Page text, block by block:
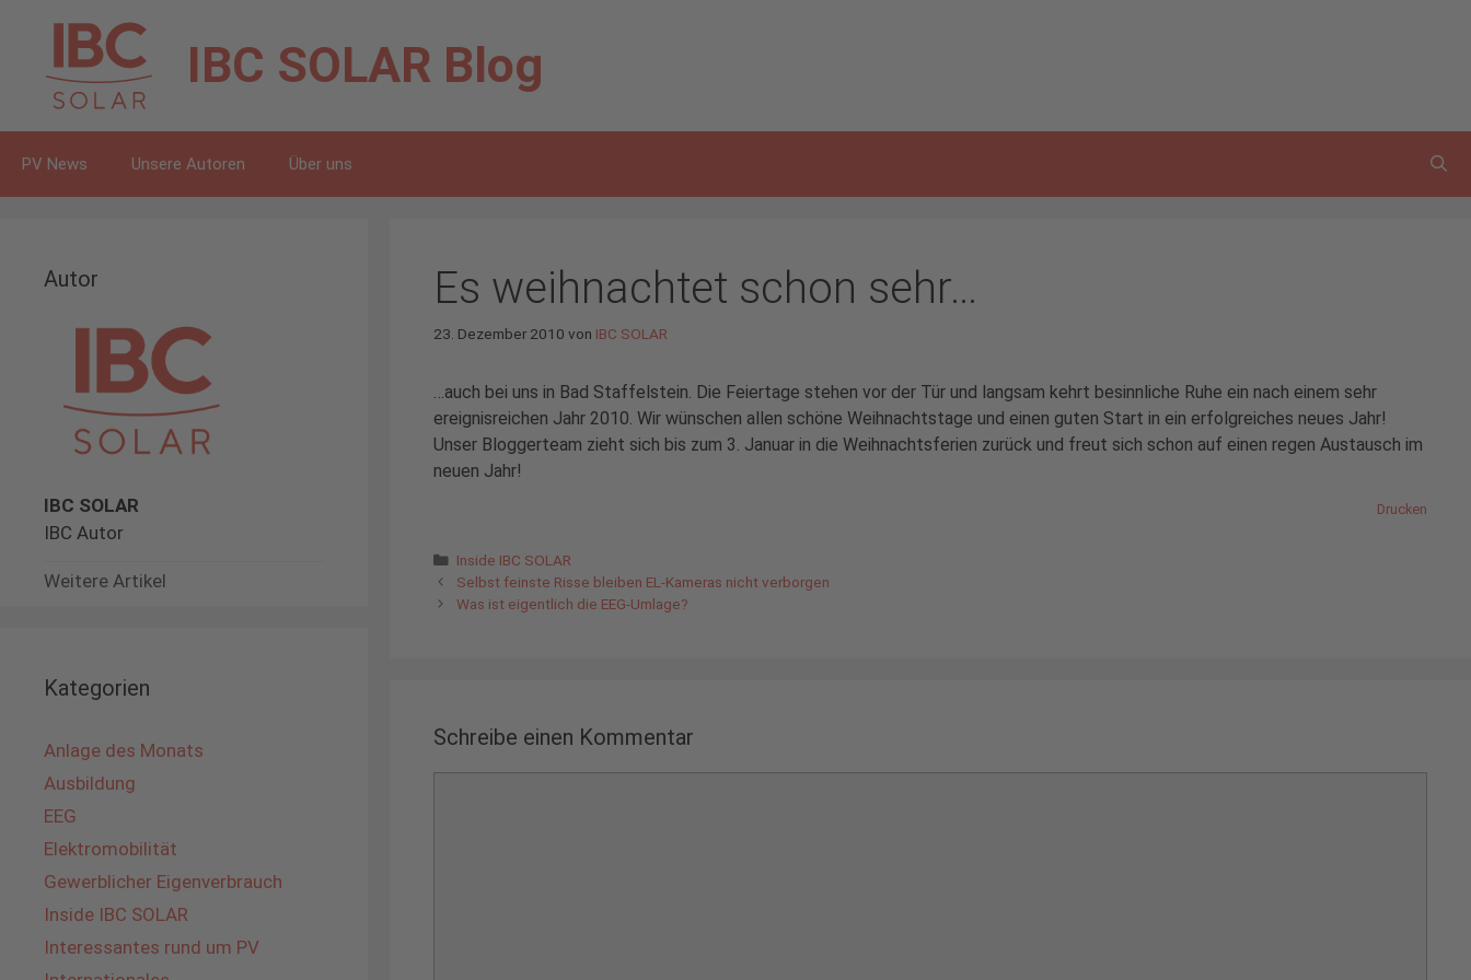
springen
IBC SOLAR Blog
PV News Unsere Autoren Über uns
Es weihnachtet schon sehr…
23. Dezember 2010 von IBC SOLAR
…auch bei uns in Bad Staffelstein. Die Feiertage stehen vor der Tür und langsam kehrt besinnliche Ruhe ein nach einem sehr
ereignisreichen Jahr 2010. Wir wünschen allen schöne Weihnachtstage und einen guten Start in ein erfolgreiches neues Jahr!
Unser Bloggerteam zieht sich bis zum 3. Januar in die Weihnachtsferien zurück und freut sich schon auf einen regen Austausch im
neuen Jahr!
Drucken
Kategorien
Inside IBC SOLAR
Selbst feinste Risse bleiben EL-Kameras nicht verborgen
Was ist eigentlich die EEG-Umlage?
Schreibe einen Kommentar
Autor
IBC SOLAR
IBC Autor
Weitere Artikel
Kategorien
Anlage des Monats
Ausbildung
EEG
Elektromobilität
Gewerblicher Eigenverbrauch
Inside IBC SOLAR
Interessantes rund um PV